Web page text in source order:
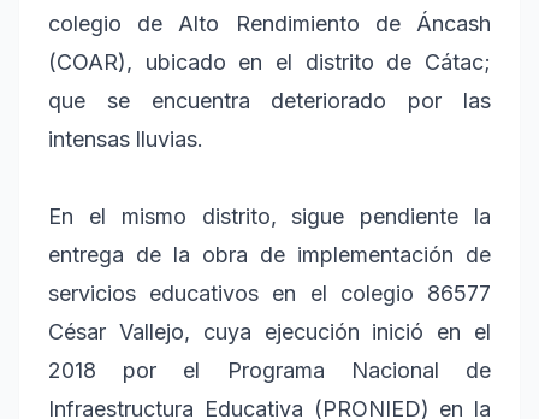
colegio de Alto Rendimiento de Áncash
(COAR), ubicado en el distrito de Cátac;
que se encuentra deteriorado por las
intensas lluvias.
En el mismo distrito, sigue pendiente la
entrega de la obra de implementación de
servicios educativos en el colegio 86577
César Vallejo, cuya ejecución inició en el
2018 por el Programa Nacional de
Infraestructura Educativa (PRONIED) en la